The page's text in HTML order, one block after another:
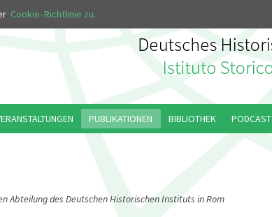
Cookie-Richtlinie zu.
Abteilung des Deutschen Historischen Instituts in Rom
PUBLIKATIONEN BIBLIOTHEK PODCAST